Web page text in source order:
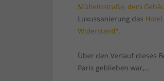
Mühelnstraße, dem
Luxussanierung das Hotel
Widerstand“.
Über den Verlauf dieses
Paris geblieben war,…